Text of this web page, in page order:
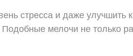
стресса и даже улучшить
мелочи не только